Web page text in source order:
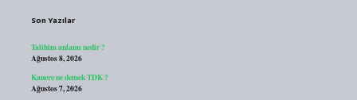
Son Yazılar
Talihim anlamı nedir ?
Ağustos 8, 2026
Kanere ne demek TDK ?
Ağustos 7, 2026